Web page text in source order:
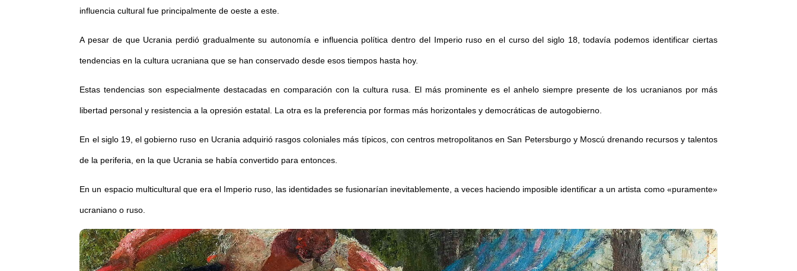
influencia cultural fue principalmente de oeste a este.
A pesar de que Ucrania perdió gradualmente su autonomía e influencia política dentro del Imperio ruso en el curso del siglo 18, todavía podemos identificar ciertas
tendencias en la cultura ucraniana que se han conservado desde esos tiempos hasta hoy.
Estas tendencias son especialmente destacadas en comparación con la cultura rusa. El más prominente es el anhelo siempre presente de los ucranianos por más
libertad personal y resistencia a la opresión estatal. La otra es la preferencia por formas más horizontales y democráticas de autogobierno.
En el siglo 19, el gobierno ruso en Ucrania adquirió rasgos coloniales más típicos, con centros metropolitanos en San Petersburgo y Moscú drenando recursos y talentos
de la periferia, en la que Ucrania se había convertido para entonces.
En un espacio multicultural que era el Imperio ruso, las identidades se fusionarían inevitablemente, a veces haciendo imposible identificar a un artista como «puramente»
ucraniano o ruso.